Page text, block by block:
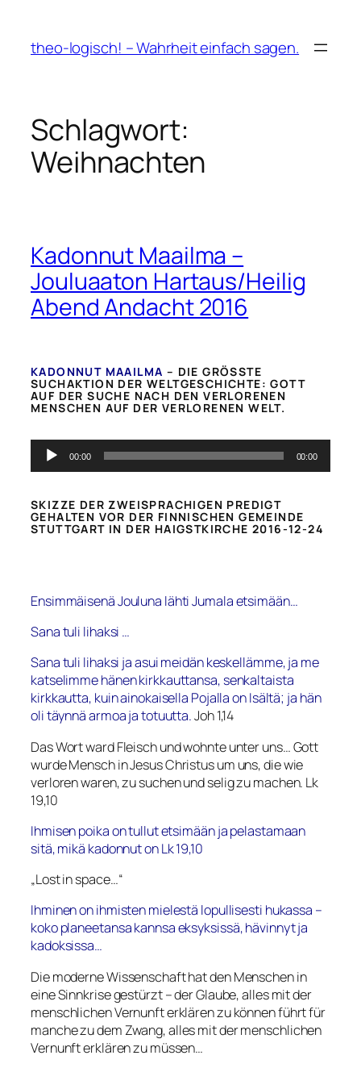
springen
theo-logisch! – Wahrheit einfach sagen.
Schlagwort:
Weihnachten
Kadonnut Maailma –
Jouluaaton Hartaus/Heilig
Abend Andacht 2016
KADONNUT MAAILMA – DIE GRÖSSTE S
UCHAKTION DER WELTGESCHICHTE: GOTT A
UF DER SUCHE NACH DEN VERLORENEN M
ENSCHEN AUF DER VERLORENEN WELT.
Audio-
Player
00:00 00:00
SKIZZE DER ZWEISPRACHIGEN PREDIGT
GEHALTEN VOR DER FINNISCHEN GEMEINDE
STUTTGART IN DER HAIGSTKIRCHE 2016-12-24
Ensimmäisenä Jouluna lähti Jumala etsimään…
Sana tuli lihaksi …
Sana tuli lihaksi ja asui meidän keskellämme, ja me
katselimme hänen kirkkauttansa, senkaltaista
kirkkautta, kuin ainokaisella Pojalla on Isältä; ja hän
oli täynnä armoa ja totuutta.Joh 1,14
Das Wort ward Fleisch und wohnte unter uns… Gott
wurde Mensch in Jesus Christus um uns, die wie
verloren waren, zu suchen und selig zu machen. Lk
19,10
Ihmisen poika on tullut etsimään ja pelastamaan
sitä, mikä kadonnut onLk 19,10
„Lost in space…“
Ihminen on ihmisten mielestä lopullisesti hukassa –
koko planeetansa kannsa eksyksissä, hävinnyt ja
kadoksissa…
Die moderne Wissenschaft hat den Menschen in
eine Sinnkrise gestürzt – der Glaube, alles mit der
menschlichen Vernunft erklären zu können führt für
manche zu dem Zwang, alles mit der menschlichen
Vernunft erklären zu müssen…